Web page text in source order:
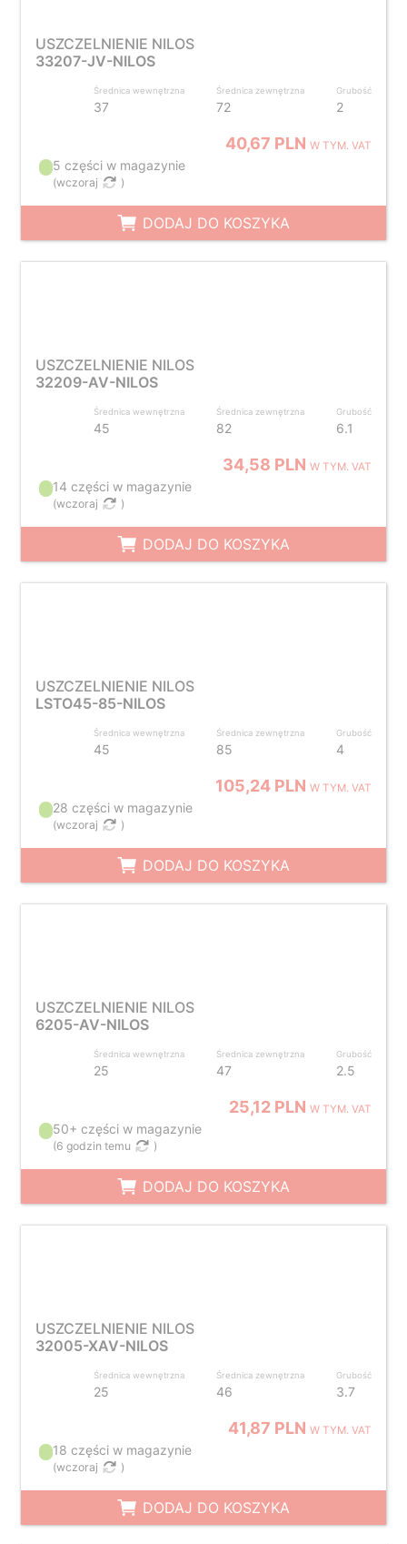
USZCZELNIENIE NILOS
33207-JV-NILOS
Średnica wewnętrzna
37
Średnica zewnętrzna
72
Grubość
2
40,67 PLNW TYM. VAT
5 części w magazynie
(wczoraj )
DODAJ DO KOSZYKA
USZCZELNIENIE NILOS
32209-AV-NILOS
Średnica wewnętrzna
45
Średnica zewnętrzna
82
Grubość
6.1
34,58 PLNW TYM. VAT
14 części w magazynie
(wczoraj )
DODAJ DO KOSZYKA
USZCZELNIENIE NILOS
LSTO45-85-NILOS
Średnica wewnętrzna
45
Średnica zewnętrzna
85
Grubość
4
105,24 PLNW TYM. VAT
28 części w magazynie
(wczoraj )
DODAJ DO KOSZYKA
USZCZELNIENIE NILOS
6205-AV-NILOS
Średnica wewnętrzna
25
Średnica zewnętrzna
47
Grubość
2.5
25,12 PLNW TYM. VAT
50+ części w magazynie
(6 godzin temu )
DODAJ DO KOSZYKA
USZCZELNIENIE NILOS
32005-XAV-NILOS
Średnica wewnętrzna
25
Średnica zewnętrzna
46
Grubość
3.7
41,87 PLNW TYM. VAT
18 części w magazynie
(wczoraj )
DODAJ DO KOSZYKA